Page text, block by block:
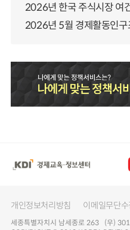
2026년 한국 주식시장 여
2026년 5월 경제활동인구
개인정보처리방침 이메일무단
세종특별자치시 남세종로 263 (우)